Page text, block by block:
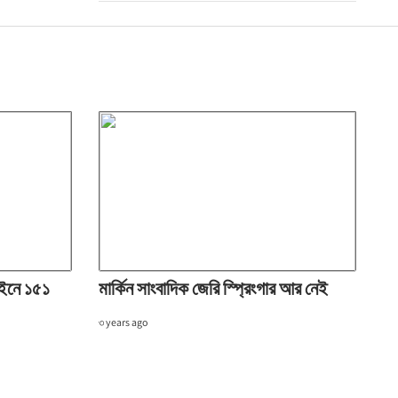
১৫১
মার্কিন সাংবাদিক জেরি স্প্রিংগার আর নেই
৩ years ago